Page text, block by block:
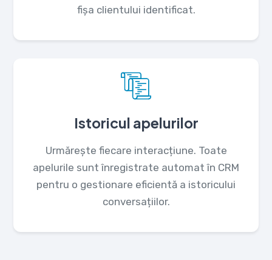
fișa clientului identificat.
Istoricul apelurilor
Urmărește fiecare interacțiune. Toate
apelurile sunt înregistrate automat în CRM
pentru o gestionare eficientă a istoricului
conversațiilor.